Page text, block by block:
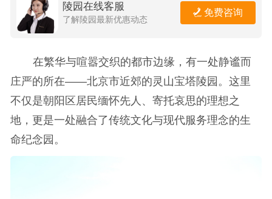
陵园在线客服
了解陵园最新优惠动态
免费咨询
在繁华与喧嚣交织的都市边缘，有一处静谧而
庄严的所在——北京市近郊的灵山宝塔陵园。这里
不仅是朝阳区居民缅怀先人、寄托哀思的理想之
地，更是一处融合了传统文化与现代服务理念的生
命纪念园。